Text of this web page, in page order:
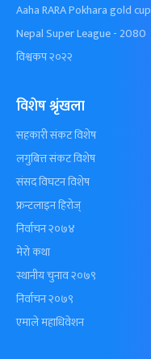
Aaha RARA Pokhara gold cup
Nepal Super League - 2080
विश्वकप २०२२
विशेष श्रृंखला
सहकारी संकट विशेष
लगुबित्त संकट विशेष
संसद विघटन विशेष
फ्रन्टलाइन हिरोज्
निर्वाचन २०७४
मेरो कथा
स्थानीय चुनाव २०७९
निर्वाचन २०७९
एमाले महाधिवेशन